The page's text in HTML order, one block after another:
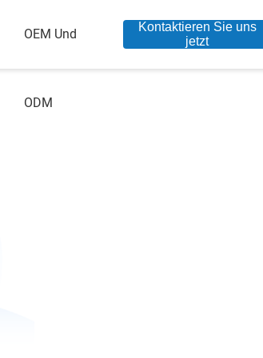
OEM Und
ODM
Kontaktieren Sie uns
jetzt